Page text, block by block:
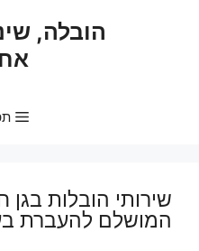
הובלה,
שירותי הובלות בגן
המושלם להעברת